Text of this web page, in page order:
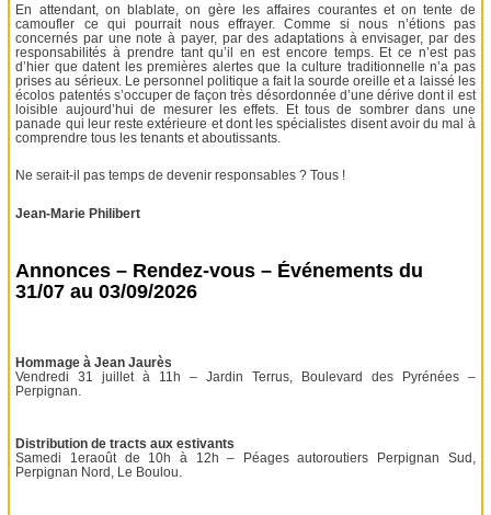
En attendant, on blablate, on gère les affaires courantes et on tente de
camoufler ce qui pourrait nous effrayer. Comme si nous n’étions pas
concernés par une note à payer, par des adaptations à envisager, par des
responsabilités à prendre tant qu’il en est encore temps. Et ce n’est pas
d’hier que datent les premières alertes que la culture traditionnelle n’a pas
prises au sérieux. Le personnel politique a fait la sourde oreille et a laissé les
écolos patentés s’occuper de façon très désordonnée d’une dérive dont il est
loisible aujourd’hui de mesurer les effets. Et tous de sombrer dans une
panade qui leur reste extérieure et dont les spécialistes disent avoir du mal à
comprendre tous les tenants et aboutissants.
Ne serait-il pas temps de devenir responsables ? Tous !
Jean-Marie Philibert
Annonces – Rendez-vous – Événements du
31/07 au 03/09/2026
Hommage à Jean Jaurès
Vendredi 31 juillet à 11h – Jardin Terrus, Boulevard des Pyrénées –
Perpignan.
Distribution de tracts aux estivants
Samedi 1eraoût de 10h à 12h – Péages autoroutiers Perpignan Sud,
Perpignan Nord, Le Boulou.